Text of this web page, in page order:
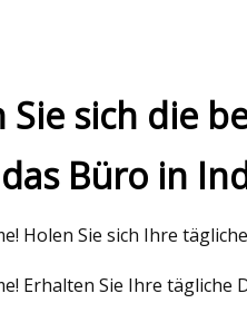
und getestet
sich die
Büro in
Holen Sie sich Ihre
Erhalten Sie Ihre tägliche